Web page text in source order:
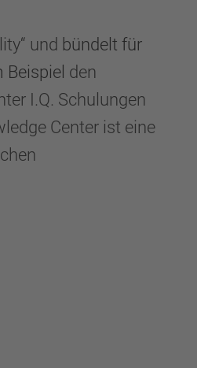
und bündelt für
den
I.Q. Schulungen
Center ist eine